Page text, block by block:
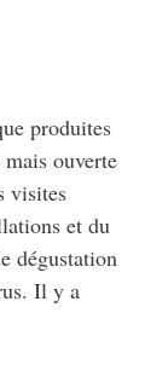
produites
mais ouverte
visites
et du
dégustation
Il y a